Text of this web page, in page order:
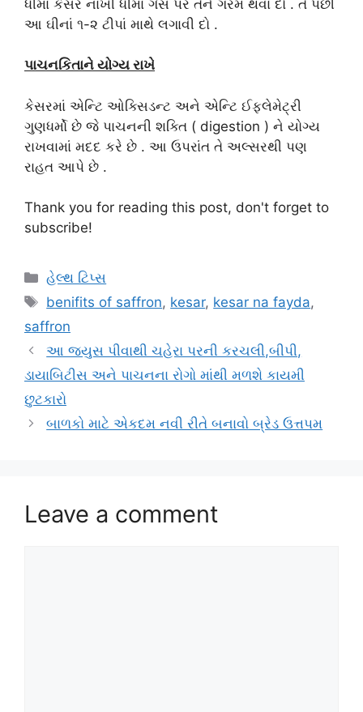
ધીમાં કેસર નાખી ધીમા ગેસ પર તેને ગરમ થવા દો . તે પછી
આ ઘીનાં ૧-૨ ટીપાં માથે લગાવી દો .
પાચનકિતાને યોગ્ય રાખે
કેસરમાં એન્ટિ ઓક્સિડન્ટ અને એન્ટિ ઈફ્લેમેટ્રી
ગુણધર્મો છે જે પાચનની શક્તિ ( digestion ) ને યોગ્ય
રાખવામાં મદદ કરે છે . આ ઉપરાંત તે અલ્સરથી પણ
રાહત આપે છે .
Thank you for reading this post, don't forget to
subscribe!
Categories
હેલ્થ ટિપ્સ
Tags
benifits of saffron, kesar, kesar na fayda,
saffron
આ જ્યુસ પીવાથી ચહેરા પરની કરચલી,બીપી,
ડાયાબિટીસ અને પાચનના રોગો માંથી મળશે કાયમી
છુટકારો
બાળકો માટે એકદમ નવી રીતે બનાવો બ્રેડ ઉત્તપમ
Leave a comment